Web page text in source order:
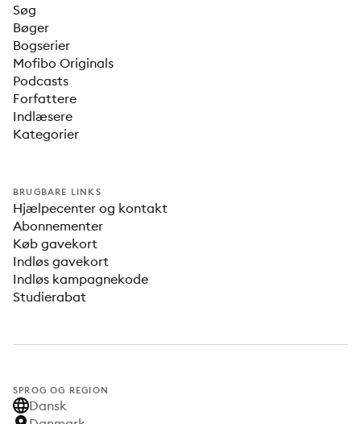
Søg
Bøger
Bogserier
Mofibo Originals
Podcasts
Forfattere
Indlæsere
Kategorier
BRUGBARE LINKS
Hjælpecenter og kontakt
Abonnementer
Køb gavekort
Indløs gavekort
Indløs kampagnekode
Studierabat
SPROG OG REGION
Dansk